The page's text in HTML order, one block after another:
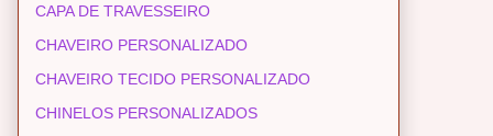
CAPA DE TRAVESSEIRO
CHAVEIRO PERSONALIZADO
CHAVEIRO TECIDO PERSONALIZADO
CHINELOS PERSONALIZADOS